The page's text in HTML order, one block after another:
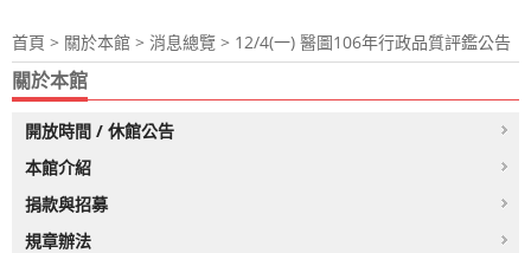
首頁 > 關於本館 > 消息總覽 > 12/4(一) 醫圖106年行政品質評鑑公告
關於本館
開放時間 / 休館公告
本館介紹
捐款與招募
規章辦法